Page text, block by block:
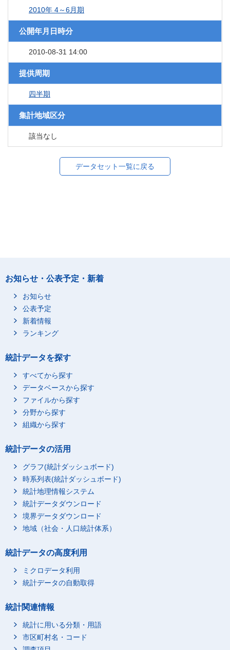
2010年 4～6月期
公開年月日時分
2010-08-31 14:00
提供周期
四半期
集計地域区分
該当なし
データセット一覧に戻る
お知らせ・公表予定・新着
お知らせ
公表予定
新着情報
ランキング
統計データを探す
すべてから探す
データベースから探す
ファイルから探す
分野から探す
組織から探す
統計データの活用
グラフ(統計ダッシュボード)
時系列表(統計ダッシュボード)
統計地理情報システム
統計データダウンロード
境界データダウンロード
地域（社会・人口統計体系）
統計データの高度利用
ミクロデータ利用
統計データの自動取得
統計関連情報
統計に用いる分類・用語
市区町村名・コード